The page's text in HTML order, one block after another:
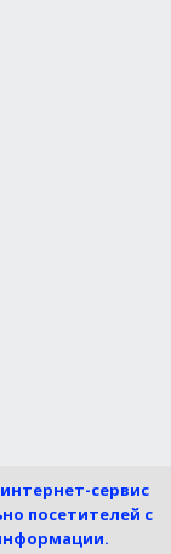
сервис
посетителей с